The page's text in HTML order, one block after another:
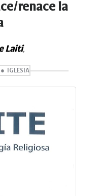
renace la
Laiti,
IGLESIA